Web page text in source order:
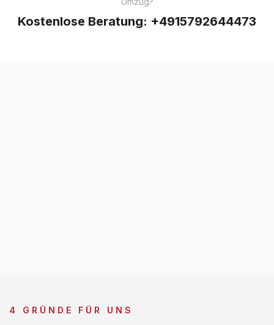
Kostenlose Beratung: +4915792644473
4 GRÜNDE FÜR UNS